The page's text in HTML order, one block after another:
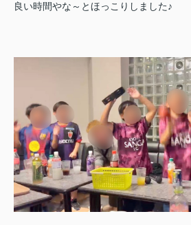
良い時間やな～とほっこりしました♪